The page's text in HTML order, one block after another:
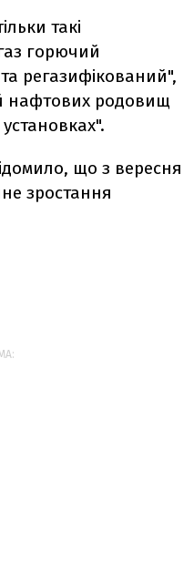
такі
горючий
регазифікований",
нафтових родовищ
що з вересня
зростання